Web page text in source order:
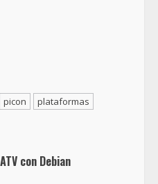
picon
plataformas
con Debian